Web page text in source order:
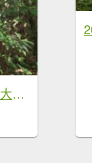
樹杞林山｜竹東森林公園步道×大鄉自然步道